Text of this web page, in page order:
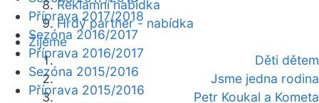
Reklamní nabídka
Hrdý partner - nabídka
Žijeme
Děti dětem
Jsme jedna rodina
Petr Koukal a Kometa
Příprava 2017/2018
Sezóna 2016/2017
Příprava 2016/2017
Sezóna 2015/2016
Příprava 2015/2016